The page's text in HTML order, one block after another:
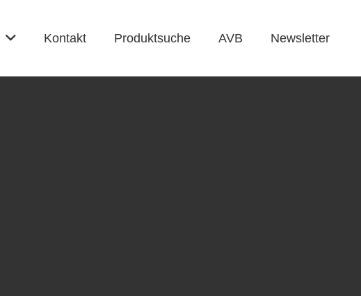
Kontakt Produktsuche AVB Newsletter